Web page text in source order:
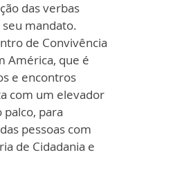
das verbas
mandato.
de Convivência
América, que é
e encontros
com um elevador
palco, para
pessoas com
de Cidadania e